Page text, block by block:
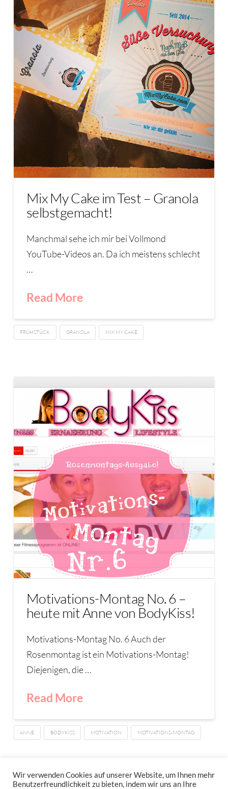
Mix My Cake im Test – Granola
selbstgemacht!
Manchmal sehe ich mir bei Vollmond
YouTube-Videos an. Da ich meistens schlecht
…
Read More
FRÜHSTÜCK GRANOLA MIX MY CAKE
Motivations-Montag No. 6 –
heute mit Anne von BodyKiss!
Motivations-Montag No. 6 Auch der
Rosenmontag ist ein Motivations-Montag!
Diejenigen, die …
Read More
ANNE BODYKISS MOTIVATION MOTIVATIONS-MONTAG
Wir verwenden Cookies auf unserer Website, um Ihnen mehr
Benutzerfreundlichkeit zu bieten, indem wir uns an Ihre